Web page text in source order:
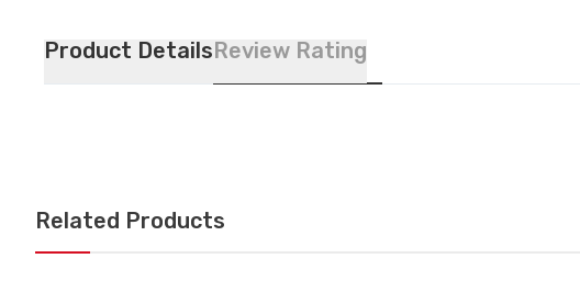
Product DetailsReview Rating
Related Products